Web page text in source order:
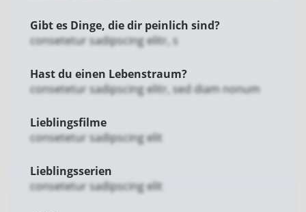
Gibt es Dinge, die dir peinlich sind?
consetetur sadipscing elitr, s
Hast du einen Lebenstraum?
consetetur sadipscing elitr, sed diam nonum
Lieblingsfilme
consetetur sadipscing elit
Lieblingsserien
consetetur sadipscing elit